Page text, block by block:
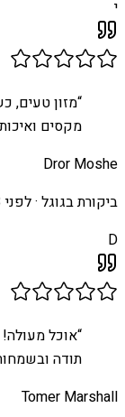
י
“מזון טעים,
מקסים
Dror Moshe
ביקורת בגוגל ·לפני 3 שנים
D
“אוכל
תודה
Tomer Marshall